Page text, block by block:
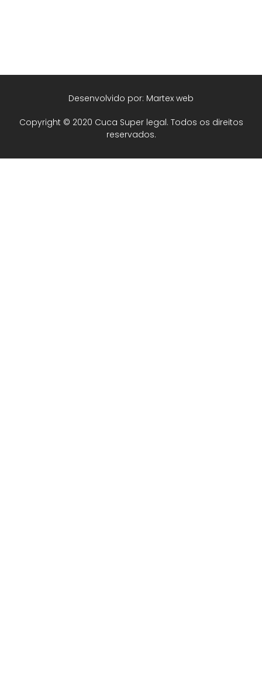
Copyright © 2020 Cuca Super legal. Todos os direitos
reservados.
Desenvolvido por: Martex web